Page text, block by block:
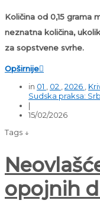
Količina od 0,15 grama
neznatna količina,
za sopstvene svrhe.
Opširnije
in 01 02 2026
Sudska praksa:
|
15/02/2026
Tags ↓
opojnih